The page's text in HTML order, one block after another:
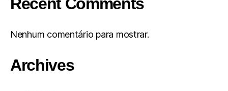
Nenhum comentário para mostrar.
Archives